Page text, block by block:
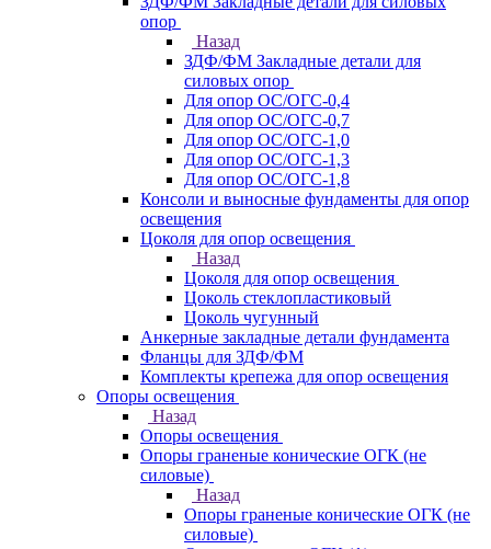
опор
Назад
ЗДФ/ФМ Закладные детали для
силовых опор
Для опор ОС/ОГС-0,4
Для опор ОС/ОГС-0,7
Для опор ОС/ОГС-1,0
Для опор ОС/ОГС-1,3
Для опор ОС/ОГС-1,8
Консоли и выносные фундаменты для опор
освещения
Цоколя для опор освещения
Назад
Цоколя для опор освещения
Цоколь стеклопластиковый
Цоколь чугунный
Анкерные закладные детали фундамента
Фланцы для ЗДФ/ФМ
Комплекты крепежа для опор освещения
Опоры освещения
Назад
Опоры освещения
Опоры граненые конические ОГК (не
силовые)
Назад
Опоры граненые конические ОГК (не
силовые)